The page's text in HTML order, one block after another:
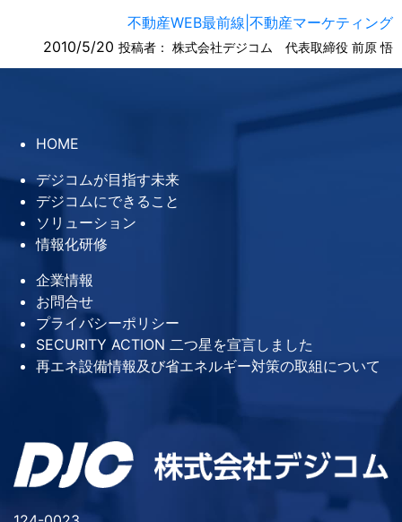
不動産WEB最前線|不動産マーケティング
2010/5/20 投稿者： 株式会社デジコム 代表取締役 前原 悟
HOME
デジコムが目指す未来
デジコムにできること
ソリューション
情報化研修
企業情報
お問合せ
プライバシーポリシー
SECURITY ACTION 二つ星を宣言しました
再エネ設備情報及び省エネルギー対策の取組について